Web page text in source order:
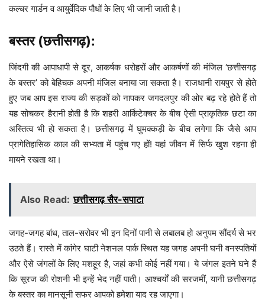
कल्चर गार्डन व आयुर्वेदिक पौधों के लिए भी जानी जाती है।
बस्तर (छत्तीसगढ़):
जिंदगी की आपाधापी से दूर, आकर्षक धरोहरों और आकर्षणों की मंजिल ‘छत्तीसगढ़
के बस्तर’ को बेहिचक अपनी मंजिल बनाया जा सकता है। राजधानी रायपुर से होते
हुए जब आप इस राज्य की सड़कों को नापकर जगदलपुर की ओर बढ़ रहे होते हैं तो
यह सोचकर हैरानी होती है कि शहरी आर्किटेक्चर के बीच ऐसी प्राकृतिक छटा का
अस्तित्व भी हो सकता है। छत्तीसगढ़ में घुमक्कड़ी के बीच लगेगा कि जैसे आप
प्रागेतिहासिक काल की सभ्यता में पहुंच गए हों! यहां जीवन में सिर्फ खुश रहना ही
मायने रखता था।
Also Read: छत्तीसगढ़ सैर-सपाटा
जगह-जगह बांध, ताल-सरोवर भी इन दिनों पानी से लबालब हो अनुपम सौंदर्य से भर
उठते हैं। रास्ते में कांगेर घाटी नेशनल पार्क स्थित यह जगह अपनी घनी वनस्पतियों
और ऐसे जंगलों के लिए मशहूर है, जहां कभी कोई नहीं गया। ये जंगल इतने घने हैं
कि सूरज की रोशनी भी इन्हें भेद नहीं पाती। आश्चर्यों की सरजमीं, यानी छत्तीसगढ़
के बस्तर का मानसूनी सफर आपको हमेशा याद रह जाएगा।